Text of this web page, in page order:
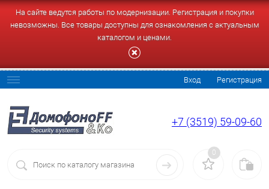
На сайте ведутся работы по модернизации. Регистрация и покупки
невозможны. Все товары доступны для ознакомления с актуальным
каталогом и ценами.
Вход Регистрация
+7 (3519) 59-09-60
0